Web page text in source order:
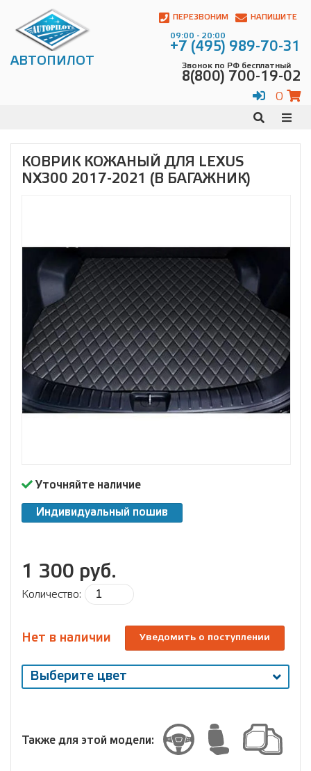
АВТОПИЛОТ
ПЕРЕЗВОНИМ НАПИШИТЕ
09:00 - 20:00
+7 (495) 989-70-31
Звонок по РФ бесплатный
8(800) 700-19-02
0
КОВРИК КОЖАНЫЙ ДЛЯ LEXUS
NX300 2017-2021 (В БАГАЖНИК)
Уточняйте наличие
Индивидуальный пошив
1 300 руб.
Количество:
Нет в наличии Уведомить о поступлении
Выберите цвет
Выберите
Также для этой модели:
Контакты:
Адрес:
Чагинская
700-
Телефон:+7
info@avtopilot1.ru